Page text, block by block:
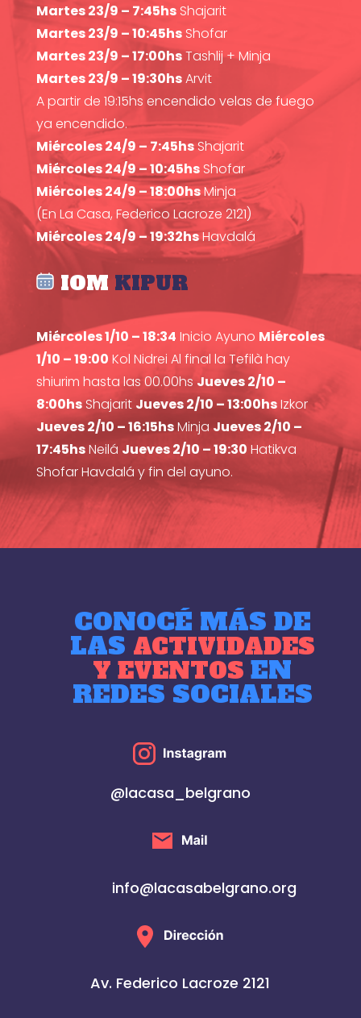
Martes 23/9 – 7:45hsShajarit
Martes 23/9 – 10:45hsShofar
Martes 23/9 – 17:00hsTashlij + Minja
Martes 23/9 – 19:30hsArvit
A partir de 19:15hs encendido velas de fuego
ya encendido.
Miércoles 24/9 – 7:45hsShajarit
Miércoles 24/9 – 10:45hsShofar
Miércoles 24/9 – 18:00hsMinja
(En La Casa, Federico Lacroze 2121)
Miércoles 24/9 – 19:32hsHavdalá
IOM KIPUR
Miércoles 1/10 – 18:34 Inicio Ayuno Miércoles
1/10 – 19:00 Kol Nidrei Al final la Tefilà hay
shiurim hasta las 00.00hsJueves 2/10 –
8:00hsShajarit Jueves 2/10 – 13:00hsIzkor
Jueves 2/10 – 16:15hsMinja Jueves 2/10 –
17:45hsNeilá Jueves 2/10 – 19:30 Hatikva
Shofar Havdalá y fin del ayuno.
CONOCÉ MÁS DE
LAS ACTIVIDADES
Y EVENTOSEN
REDES SOCIALES
@lacasa_belgrano
info@lacasabelgrano.org
Av. Federico Lacroze 2121